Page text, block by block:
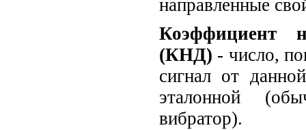
направленные
Коэффициент
(КНД) - число,
сигнал от
эталонной
вибратор).